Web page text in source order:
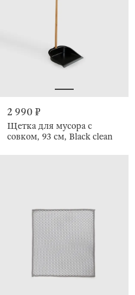
2 990 ₽
Щетка для мусора с
совком, 93 см, Black clean